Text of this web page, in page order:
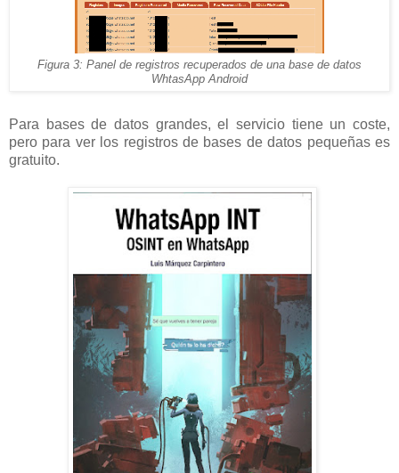
Figura 3: Panel de registros recuperados de una base de datos
WhtasApp Android
Para bases de datos grandes, el servicio tiene un coste,
pero para ver los registros de bases de datos pequeñas es
gratuito.